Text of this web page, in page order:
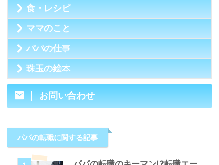
食・レシピ
ママのこと
パパの仕事
珠玉の絵本
お問い合わせ
パパの転職に関する記事